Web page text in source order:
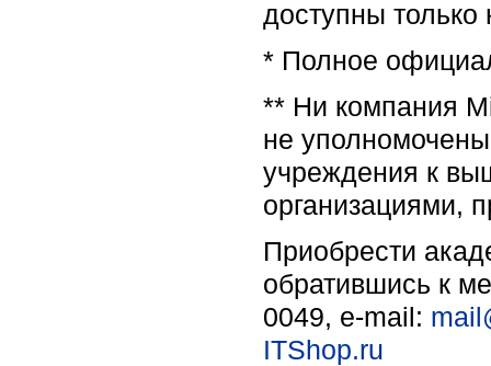
доступны
* Полное
** Ни компания
не уполномочены
учреждения к
организациями,
Приобрести
обратившись к
0049, e-mail:
ITShop.ru